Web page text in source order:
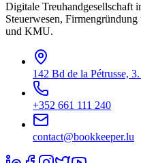
Digitale Treuhandgesellschaft
Steuerwesen,
und KMU.
142 Bd de la Pétrusse,
+352 661 111 240
contact@bookkeeper.lu